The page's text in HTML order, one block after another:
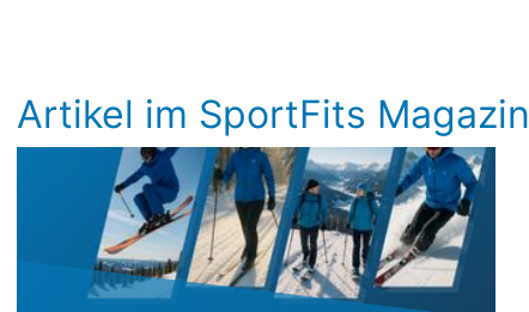
Artikel im SportFits Magazin